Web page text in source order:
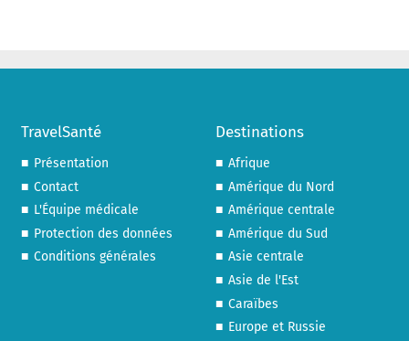
TravelSanté
Présentation
Contact
L'Équipe médicale
Protection des données
Conditions générales
Destinations
Afrique
Amérique du Nord
Amérique centrale
Amérique du Sud
Asie centrale
Asie de l'Est
Caraïbes
Europe et Russie